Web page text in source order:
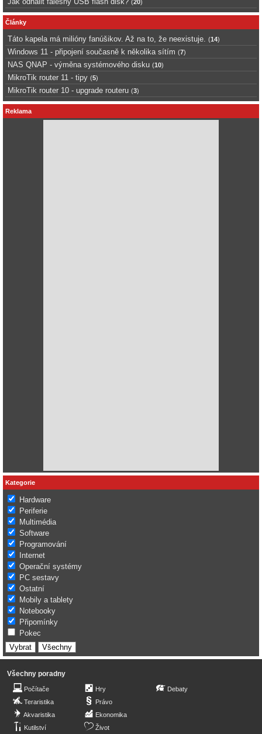
(20)
Články
Táto kapela má milióny fanúšikov. Až na to, že neexistuje. (14)
Windows 11 - připojení současně k několika sítím (7)
NAS QNAP - výměna systémového disku (10)
MikroTik router 11 - tipy (5)
MikroTik router 10 - upgrade routeru (3)
Reklama
Kategorie
Hardware
Periferie
Multimédia
Software
Programování
Internet
Operační systémy
PC sestavy
Ostatní
Mobily a tablety
Notebooky
Připomínky
Pokec
Všechny poradny
Počítače
Teraristika
Akvaristika
Kutilství
Hry
Právo
Ekonomika
Život
Debaty